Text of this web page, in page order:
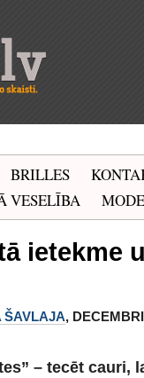
BRILLES
VESELĪBA MODE
ietekme
ŠAVLAJA,
– tecēt cauri,